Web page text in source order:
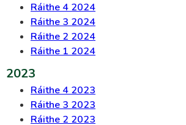
Ráithe 4 2024
Ráithe 3 2024
Ráithe 2 2024
Ráithe 1 2024
2023
Ráithe 4 2023
Ráithe 3 2023
Ráithe 2 2023